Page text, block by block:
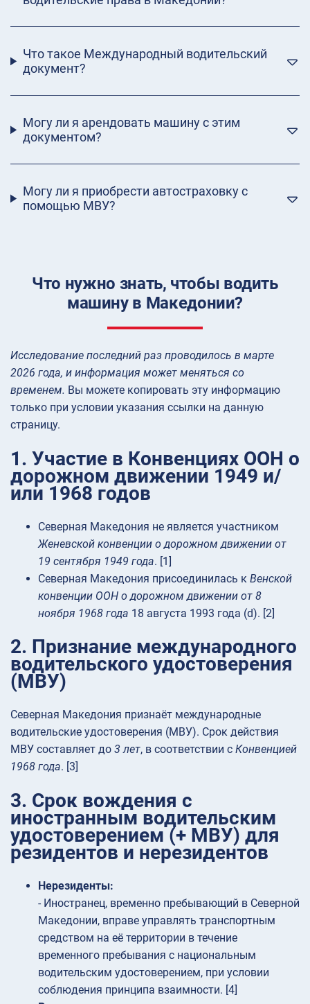
Что такое Международный водительский
документ?
Могу ли я арендовать машину с этим
документом?
Могу ли я приобрести автостраховку с
помощью МВУ?
Что нужно знать, чтобы водить
машину в Македонии?
Исследование последний раз проводилось в марте
2026 года, и информация может меняться со
временем. Вы можете копировать эту информацию
только при условии указания ссылки на данную
страницу.
1. Участие в Конвенциях ООН о
дорожном движении 1949 и/
или 1968 годов
Северная Македония не является участником
Женевской конвенции о дорожном движении от
19 сентября 1949 года. [1]
Северная Македония присоединилась к Венской
конвенции ООН о дорожном движении от 8
ноября 1968 года 18 августа 1993 года (d). [2]
2. Признание международного
водительского удостоверения
(МВУ)
Северная Македония признаёт международные
водительские удостоверения (МВУ). Срок действия
МВУ составляет до 3 лет, в соответствии с Конвенцией
1968 года. [3]
3. Срок вождения с
иностранным водительским
удостоверением (+ МВУ) для
резидентов и нерезидентов
Нерезиденты:
- Иностранец, временно пребывающий в Северной
Македонии, вправе управлять транспортным
средством на её территории в течение
временного пребывания с национальным
водительским удостоверением, при условии
соблюдения принципа взаимности. [4]